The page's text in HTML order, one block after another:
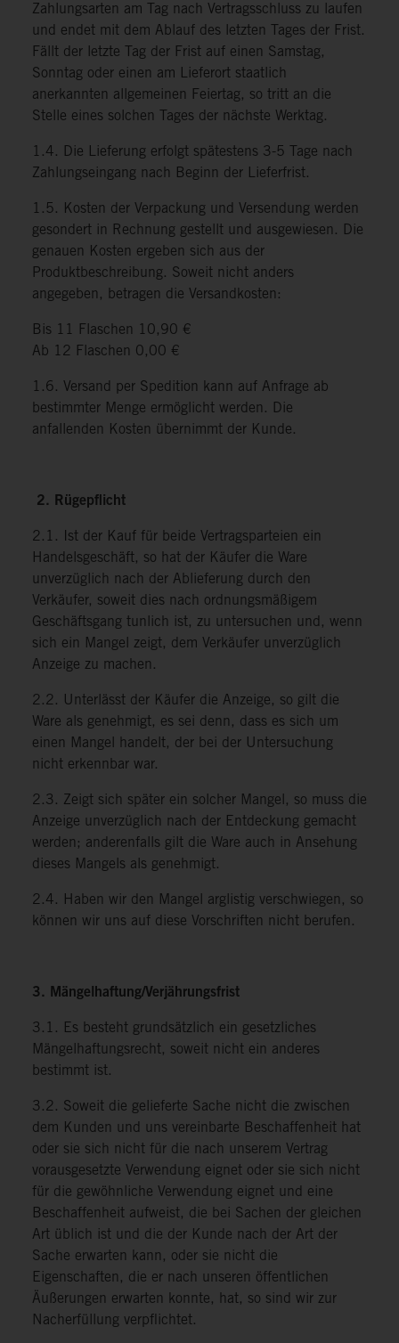
Zahlungsarten am Tag nach Vertragsschluss zu laufen
und endet mit dem Ablauf des letzten Tages der Frist.
Fällt der letzte Tag der Frist auf einen Samstag,
Sonntag oder einen am Lieferort staatlich
anerkannten allgemeinen Feiertag, so tritt an die
Stelle eines solchen Tages der nächste Werktag.
1.4. Die Lieferung erfolgt spätestens 3-5 Tage nach
Zahlungseingang nach Beginn der Lieferfrist.
1.5. Kosten der Verpackung und Versendung werden
gesondert in Rechnung gestellt und ausgewiesen. Die
genauen Kosten ergeben sich aus der
Produktbeschreibung. Soweit nicht anders
angegeben, betragen die Versandkosten:
Bis 11 Flaschen 10,90 €
Ab 12 Flaschen 0,00 €
1.6. Versand per Spedition kann auf Anfrage ab
bestimmter Menge ermöglicht werden. Die
anfallenden Kosten übernimmt der Kunde.
2. Rügepflicht
2.1. Ist der Kauf für beide Vertragsparteien ein
Handelsgeschäft, so hat der Käufer die Ware
unverzüglich nach der Ablieferung durch den
Verkäufer, soweit dies nach ordnungsmäßigem
Geschäftsgang tunlich ist, zu untersuchen und, wenn
sich ein Mangel zeigt, dem Verkäufer unverzüglich
Anzeige zu machen.
2.2. Unterlässt der Käufer die Anzeige, so gilt die
Ware als genehmigt, es sei denn, dass es sich um
einen Mangel handelt, der bei der Untersuchung
nicht erkennbar war.
2.3. Zeigt sich später ein solcher Mangel, so muss die
Anzeige unverzüglich nach der Entdeckung gemacht
werden; anderenfalls gilt die Ware auch in Ansehung
dieses Mangels als genehmigt.
2.4. Haben wir den Mangel arglistig verschwiegen, so
können wir uns auf diese Vorschriften nicht berufen.
3. Mängelhaftung/Verjährungsfrist
3.1. Es besteht grundsätzlich ein gesetzliches
Mängelhaftungsrecht, soweit nicht ein anderes
bestimmt ist.
3.2. Soweit die gelieferte Sache nicht die zwischen
dem Kunden und uns vereinbarte Beschaffenheit hat
oder sie sich nicht für die nach unserem Vertrag
vorausgesetzte Verwendung eignet oder sie sich nicht
für die gewöhnliche Verwendung eignet und eine
Beschaffenheit aufweist, die bei Sachen der gleichen
Art üblich ist und die der Kunde nach der Art der
Sache erwarten kann, oder sie nicht die
Eigenschaften, die er nach unseren öffentlichen
Äußerungen erwarten konnte, hat, so sind wir zur
Nacherfüllung verpflichtet.